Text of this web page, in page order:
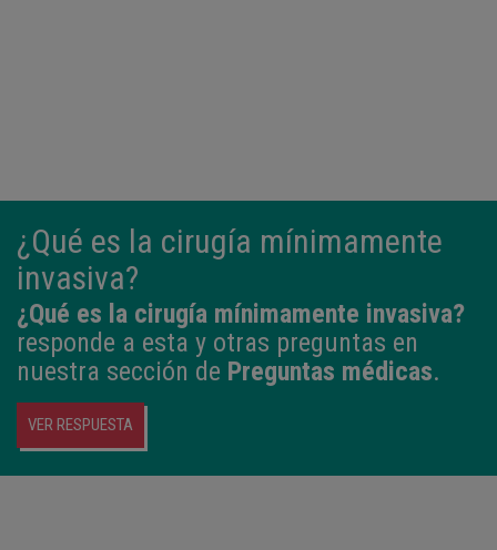
¿Qué es la cirugía mínimamente
invasiva?
¿Qué es la cirugía mínimamente invasiva?
responde a esta y otras preguntas en
nuestra sección de Preguntas médicas.
VER RESPUESTA